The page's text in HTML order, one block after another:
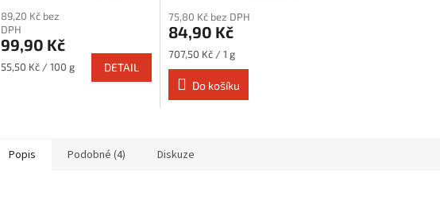
89,20 Kč bez
DPH
99,90 Kč
Měrná
55,50 Kč / 100 g DETAIL
75,80 Kč bez DPH
84,90 Kč
Měrná
cena:
707,50 Kč / 1 g
Do košíku
Popis Podobné (4) Diskuze